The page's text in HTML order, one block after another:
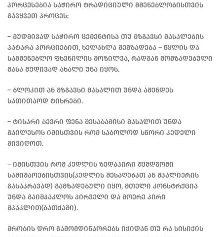
პორცესებია საჭირო ტრადიციული მშენებლობისთვის
გავყვეთ პროცეს:
– მუდმივად საჭირო ცემენტისა თუ მზგავსი მასალების
პატარა პორციებით, ხელახლა შემზადება – წყლის და
სამშენებლო ფხვნილის მოზილვა, რადგან მომზადებული
მასა მუდივად ახალი უნა იყოს.
– ბლოკით ან მზგავსი მასალით უნდა აშენდეს
სათითაოდ ტიხრები.
– ტიხარი ბევრი ფენა შესაბამისი მასალით უნდა
გაილესოს იმისთვის რომ საბოლოდ სწორი კედელი
მივიღოთ.
– იმისთვის რომ კედლის ზედაპირი შემდგომი
სამიშაოებისთვის(კედლის შესაღებათ ან შპალიერის
გასაკრავად) გამზადებული იყო, მთელი კონსტრქცია
უნდა გაიშპაკლოს პირველი და მოერე პირი
შპაკლით(ბათქაში).
შრობის დრო გამომდინაორებს იქიდან თუ რა სისიქის